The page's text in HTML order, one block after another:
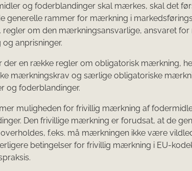
og foderblandinger skal mærkes, skal det
generelle rammer for mærkning i
regler om den mærkningsansvarlige, ansvaret
anprisninger.
der en række regler om obligatorisk mærkning,
mærkningskrav og særlige obligatoriske
og foderblandinger.
muligheden for frivillig mærkning af
Den frivillige mærkning er forudsat, at de
f.eks. må mærkningen ikke være
betingelser for frivillig mærkning i EU-